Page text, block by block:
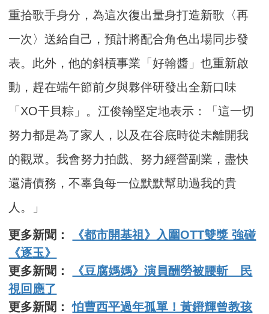
重拾歌手身分，為這次復出量身打造新歌〈再
一次〉送給自己，預計將配合角色出場同步發
表。此外，他的斜槓事業「好翰醬」也重新啟
動，趕在端午節前夕與夥伴研發出全新口味
「XO干貝粽」。江俊翰堅定地表示：「這一切
努力都是為了家人，以及在谷底時從未離開我
的觀眾。我會努力拍戲、努力經營副業，盡快
還清債務，不辜負每一位默默幫助過我的貴
人。」
更多新聞：
《都市開基祖》入圍OTT雙獎 強碰
《逐玉》
更多新聞：
《豆腐媽媽》演員酬勞被腰斬 民
視回應了
更多新聞：怕曹西平過年孤單！黃鐙輝曾教孩